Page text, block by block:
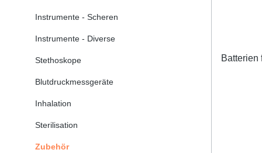
Instrumente - Scheren
Instrumente - Diverse
Stethoskope
Blutdruckmessgeräte
Inhalation
Sterilisation
Zubehör
Batterien